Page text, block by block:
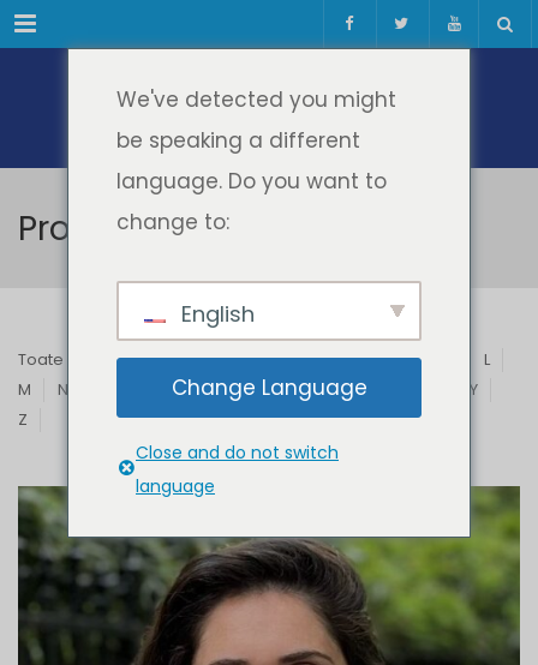
Meniul
Profesori & Invitați
Toate B C D E F G H I J
L
M
N Q R S T U V
Y
Z
We've detected you might
be speaking a different
language. Do you want to
change to:
English
Change Language
Close and do not switch
language